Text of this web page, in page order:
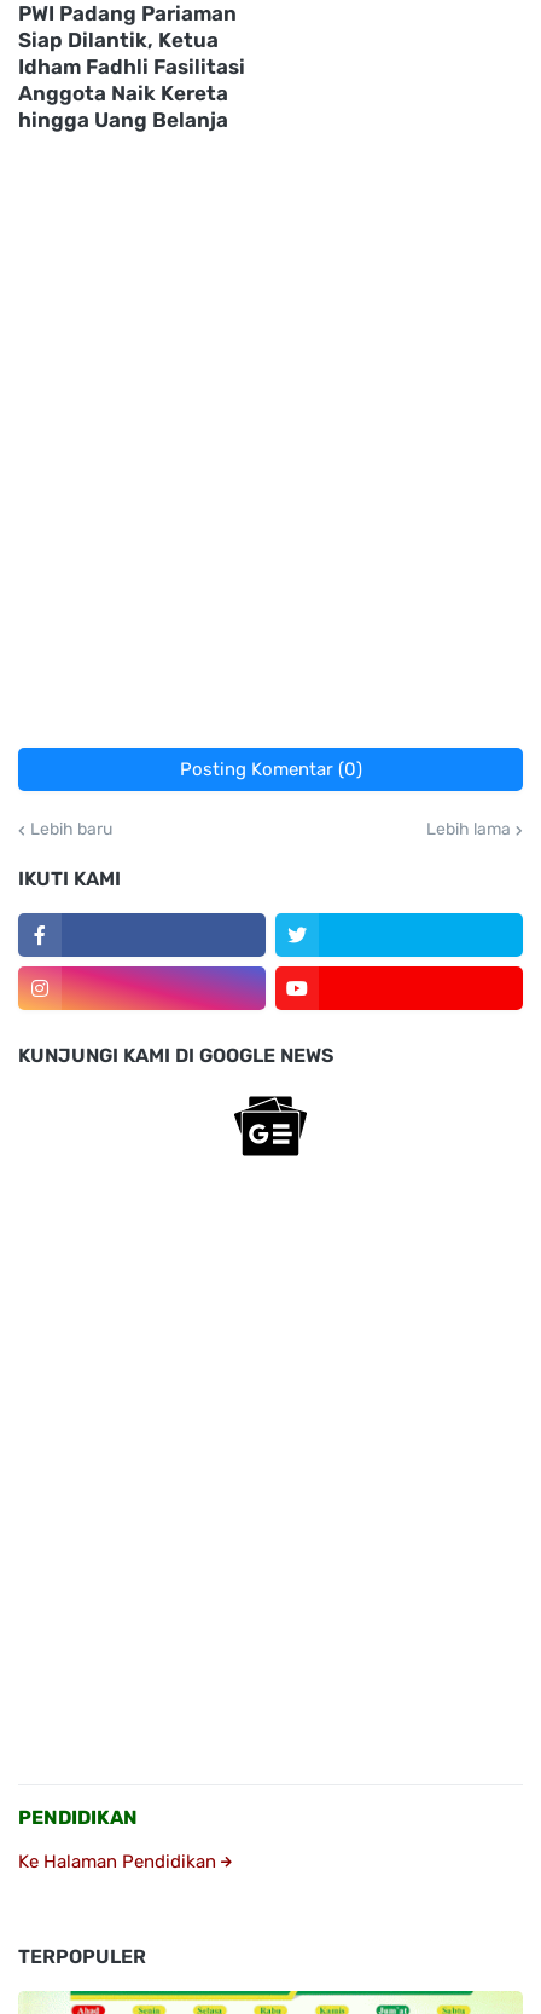
PWI Padang Pariaman
Siap Dilantik, Ketua
Idham Fadhli Fasilitasi
Anggota Naik Kereta
hingga Uang Belanja
Posting Komentar (0)
Lebih baru Lebih lama
IKUTI KAMI
KUNJUNGI KAMI DI GOOGLE NEWS
PENDIDIKAN
Ke Halaman Pendidikan
TERPOPULER